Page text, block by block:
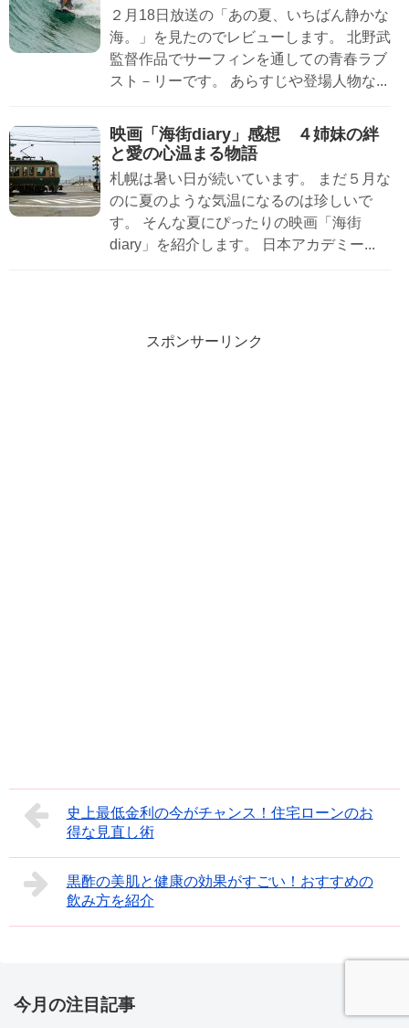
２月18日放送の「あの夏、いちばん静かな
海。」を見たのでレビューします。 北野武
監督作品でサーフィンを通しての青春ラブ
スト－リーです。 あらすじや登場人物な...
映画「海街diary」感想 ４姉妹の絆
と愛の心温まる物語
札幌は暑い日が続いています。 まだ５月な
のに夏のような気温になるのは珍しいで
す。 そんな夏にぴったりの映画「海街
diary」を紹介します。 日本アカデミー...
スポンサーリンク
史上最低金利の今がチャンス！住宅ローンのお
得な見直し術
黒酢の美肌と健康の効果がすごい！おすすめの
飲み方を紹介
今月の注目記事